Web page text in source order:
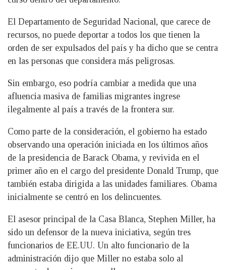
El Departamento de Seguridad Nacional, que carece de
recursos, no puede deportar a todos los que tienen la
orden de ser expulsados del país y ha dicho que se centra
en las personas que considera más peligrosas.
Sin embargo, eso podría cambiar a medida que una
afluencia masiva de familias migrantes ingrese
ilegalmente al país a través de la frontera sur.
Como parte de la consideración, el gobierno ha estado
observando una operación iniciada en los últimos años
de la presidencia de Barack Obama, y revivida en el
primer año en el cargo del presidente Donald Trump, que
también estaba dirigida a las unidades familiares. Obama
inicialmente se centró en los delincuentes.
El asesor principal de la Casa Blanca, Stephen Miller, ha
sido un defensor de la nueva iniciativa, según tres
funcionarios de EE.UU. Un alto funcionario de la
administración dijo que Miller no estaba solo al